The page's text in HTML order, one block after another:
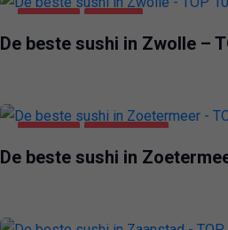
De beste sushi in Zwolle –
De beste sushi in